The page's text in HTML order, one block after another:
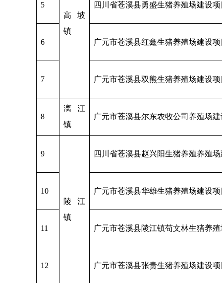
高坡
镇
5 四川省苍溪县勇盛生猪养殖场建设项
6 广元市苍溪县红鑫生猪养殖场建设项
7 广元市苍溪县双熊生猪养殖场建设项
8
漓江
镇
广元市苍溪县尔东农牧公司养殖场
9
陵江
镇
四川省苍溪县赵兴阳生猪养殖养殖
10 广元市苍溪县华雄生猪养殖场建设项
11 广元市苍溪县陵江镇苟文林生猪养
12 广元市苍溪县张贵生猪养殖场建设项